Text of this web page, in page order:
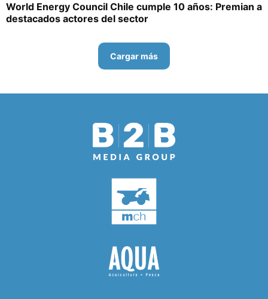
World Energy Council Chile cumple 10 años: Premian a
destacados actores del sector
Cargar más